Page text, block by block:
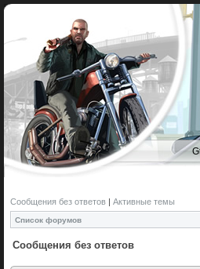
Сообщения без ответов | Активные темы
Список форумов
Сообщения без ответов